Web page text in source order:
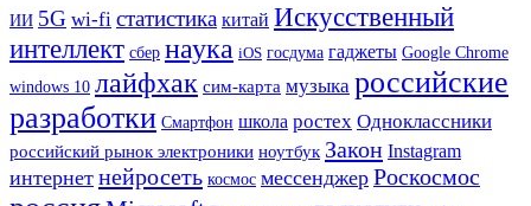
ИИ 5G wi-fi статистика китай Искусственный
интеллект сбер наука iOS госдума гаджеты Google Chrome
windows 10 лайфхак сим-карта музыка российские
разработки Смартфон школа ростех Одноклассники
российский рынок электроники ноутбук Закон Instagram
интернет нейросеть космос мессенджер Роскосмос